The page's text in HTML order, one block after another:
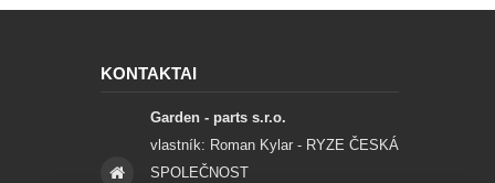
KONTAKTAI
Garden - parts s.r.o.
vlastník: Roman Kylar - RYZE ČESKÁ
SPOLEČNOST